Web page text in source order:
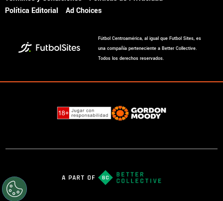
Política Editorial
Ad Choices
Fútbol Centroamérica, al igual que Futbol Sites, es
una compañía perteneciente a Better Collective.
Todos los derechos reservados.